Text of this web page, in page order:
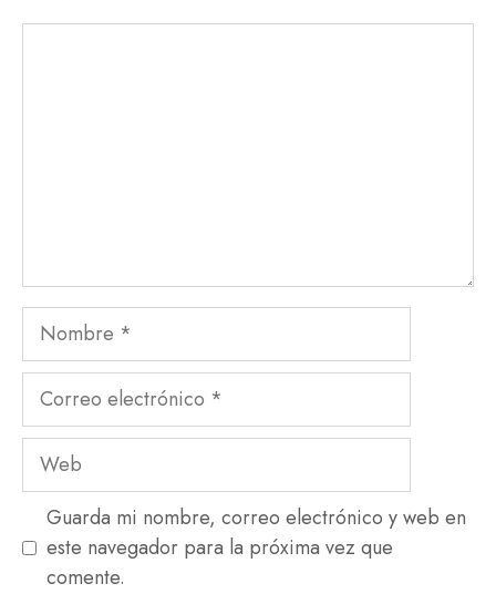
Guarda mi nombre, correo electrónico y web en
este navegador para la próxima vez que
comente.